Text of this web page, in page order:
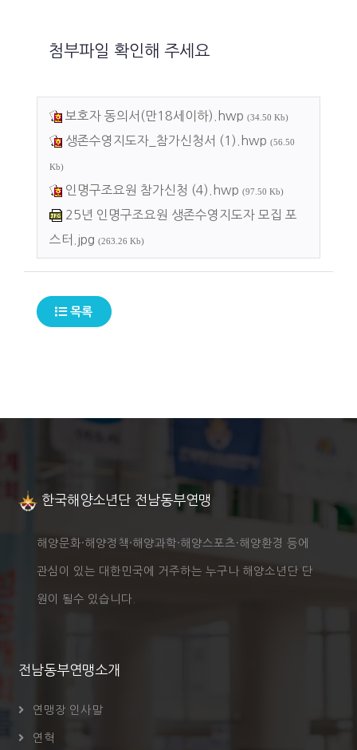
첨부파일 확인해 주세요
보호자 동의서(만18세이하).hwp (34.50 Kb)
생존수영지도자_참가신청서 (1).hwp (56.50
Kb)
인명구조요원 참가신청 (4).hwp (97.50 Kb)
25년 인명구조요원 생존수영지도자 모집 포
스터.jpg (263.26 Kb)
목록
한국해양소년단 전남동부연맹
해양문화·해양정책·해양과학·해양스포츠·해양환경 등에
관심이 있는 대한민국에 거주하는 누구나 해양소년단 단
원이 될수 있습니다.
전남동부연맹소개
연맹장 인사말
연혁